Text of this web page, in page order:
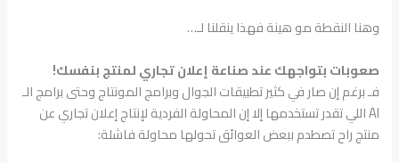
وهنا النقطة مو هينة فهذا ينقلنا لـ…
صعوبات بتواجهك عند صناعة إعلان تجاري لمنتج بنفسك!
فـ برغم إن صار في كثير تطبيقات الجوال وبرامج المونتاج وحتى برامج الـ
AI اللي تقدر تستخدمها إلا إن المحاولة الفردية لإنتاج إعلان تجاري عن
منتج راح تصطدم ببعض العوائق تحولها محاولة فاشلة: